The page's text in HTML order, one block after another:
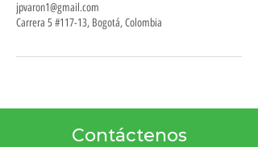
jpvaron1@gmail.com
Carrera 5 #117-13, Bogotá, Colombia
Contáctenos